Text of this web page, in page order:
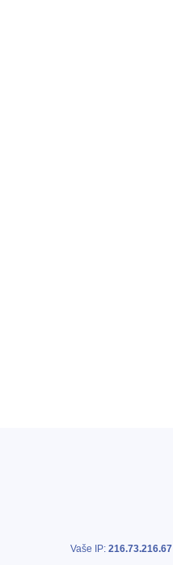
Vaše IP: 216.73.216.67